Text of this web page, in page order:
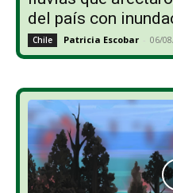
del país con
Chile Patricia Escobar - 06/